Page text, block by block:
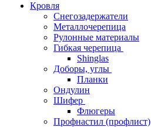
Кровля
Снегозадержатели
Металлочерепица
Рулонные материалы
Гибкая черепица
Shinglas
Доборы, углы
Планки
Ондулин
Шифер
Флюгеры
Профнастил (профлист)